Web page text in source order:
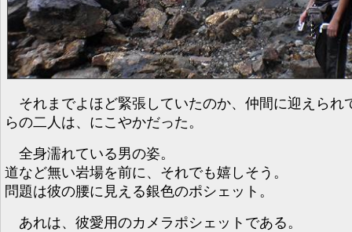
それまでよほど緊張していたのか、仲間に迎えられ
らの二人は、にこやかだった。
全身濡れている男の姿。
道など無い岩場を前に、それでも嬉しそう。
問題は彼の腰に見える銀色のポシェット。
あれは、彼愛用のカメラポシェットである。